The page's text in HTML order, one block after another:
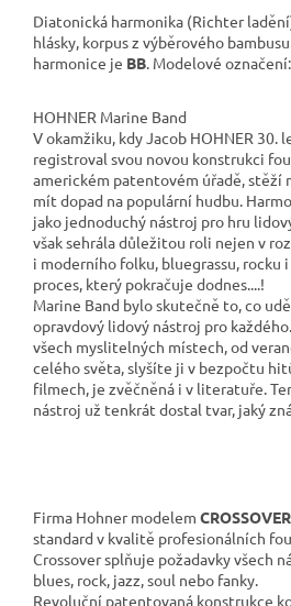
Diatonická harmonika (Richter
hlásky, korpus z výběrového
harmonice je BB. Modelové
HOHNER Marine Band
V okamžiku, kdy Jacob HOHNER 30.
registroval svou novou konstrukci
americkém patentovém úřadě, stěží
mít dopad na populární hudbu.
jako jednoduchý nástroj pro hru
však sehrála důležitou roli nejen v
i moderního folku, bluegrassu, rocku
proces, který pokračuje dodnes....!
Marine Band bylo skutečně to, co
opravdový lidový nástroj pro
všech myslitelných místech, od
celého světa, slyšíte ji v bezpočtu
filmech, je zvěčněná i v literatuře.
nástroj už tenkrát dostal tvar, jaký
Firma Hohner modelem CROSSOVER
standard v kvalitě profesionálních
Crossover splňuje požadavky všech
blues, rock, jazz, soul nebo fanky.
Revoluční patentovaná konstrukce